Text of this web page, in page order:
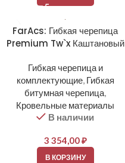
FarAcs: Гибкая черепица
Premium Tw`x Каштановый
Гибкая черепица и
комплектующие, Гибкая
битумная черепица,
Кровельные материалы
В наличии
3 354,00₽
В КОРЗИНУ